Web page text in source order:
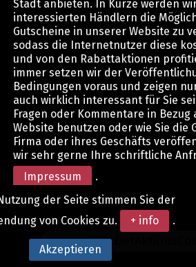
Stadt anbieten. In Kürze werden
interessierten Händlern die
Gutscheine in unserer Website zu
sodass die Internetnutzer diese
und von den Rabattaktionen
immer setzen wir der
Bedingungen voraus und zeigen
auch wirklich interessant für Sie
Fragen oder Kommentare in Bezug
Website benutzen oder wie Sie die
Firma oder ihres Geschäfts
wir sehr gerne Ihre schriftliche
Impressum
.
der Seite stimmen Sie der
von Cookies zu.
+ info .
Akzeptieren